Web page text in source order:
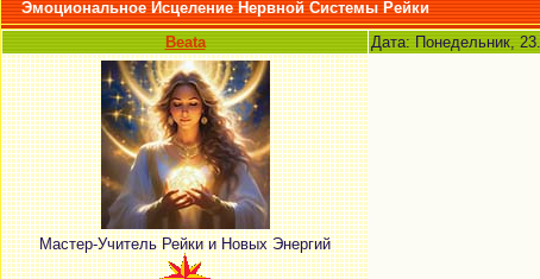
Эмоциональное Исцеление Нервной Системы Рейки
Beata
Дата: Понедельник,
Мастер-Учитель Рейки и Новых Энергий